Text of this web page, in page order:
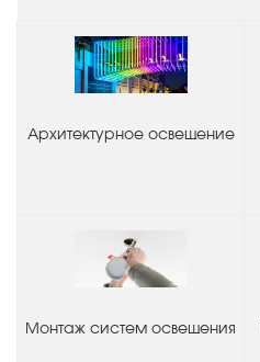
Архитектурное освещение
Монтаж систем освещения